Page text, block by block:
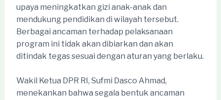
upaya meningkatkan gizi anak-anak dan
mendukung pendidikan di wilayah tersebut.
Berbagai ancaman terhadap pelaksanaan
program ini tidak akan dibiarkan dan akan
ditindak tegas sesuai dengan aturan yang berlaku.
Wakil Ketua DPR RI, Sufmi Dasco Ahmad,
menekankan bahwa segala bentuk ancaman